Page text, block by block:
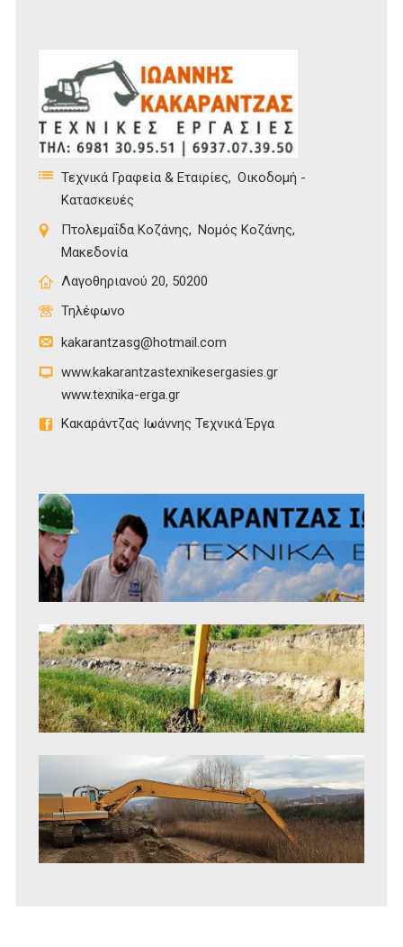
Τεχνικά Γραφεία & Εταιρίες
Οικοδομή -
Κατασκευές
Πτολεμαΐδα Κοζάνης
Νομός Κοζάνης
Μακεδονία
Λαγοθηριανού 20, 50200
Τηλέφωνο
kakarantzasg@hotmail.com
www.kakarantzastexnikesergasies.gr
www.texnika-erga.gr
Κακαράντζας Ιωάννης Τεχνικά Έργα